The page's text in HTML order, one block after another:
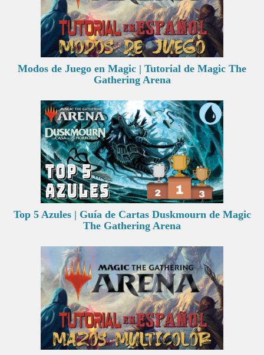
Modos de Juego en Magic | Tutorial de Magic The
Gathering Arena
Top 5 Azules | Guía de Cartas Duskmourn de Magic
The Gathering Arena